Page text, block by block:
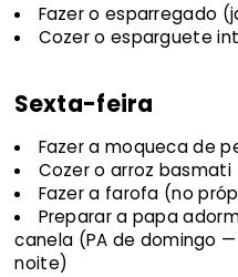
Fazer o esparregado
Cozer o esparguete
Sexta-feira
Fazer a moqueca de
Cozer o arroz basmati
Fazer a farofa (no
Preparar a papa
canela (PA de domingo
noite)